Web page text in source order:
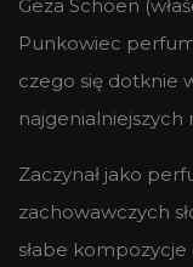
Geza Schoen
Punkowiec
czego się dotknie
Zaczynał jako
zachowawczych
słabe